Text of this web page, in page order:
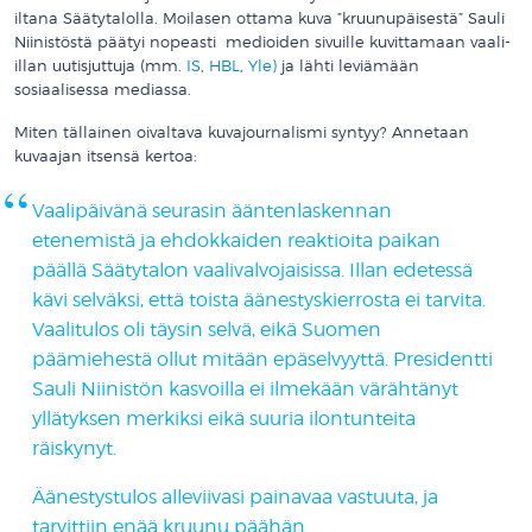
iltana Säätytalolla. Moilasen ottama kuva ”kruunupäisestä” Sauli
Niinistöstä päätyi nopeasti medioiden sivuille kuvittamaan vaali-
illan uutisjuttuja (mm. IS HBL Yle) ja lähti leviämään
sosiaalisessa mediassa.
Miten tällainen oivaltava kuvajournalismi syntyy? Annetaan
kuvaajan itsensä kertoa:
Vaalipäivänä seurasin ääntenlaskennan
etenemistä ja ehdokkaiden reaktioita paikan
päällä Säätytalon vaalivalvojaisissa. Illan edetessä
kävi selväksi, että toista äänestyskierrosta ei tarvita.
Vaalitulos oli täysin selvä, eikä Suomen
päämiehestä ollut mitään epäselvyyttä. Presidentti
Sauli Niinistön kasvoilla ei ilmekään värähtänyt
yllätyksen merkiksi eikä suuria ilontunteita
räiskynyt.
Äänestystulos alleviivasi painavaa vastuuta, ja
tarvittiin enää kruunu päähän.